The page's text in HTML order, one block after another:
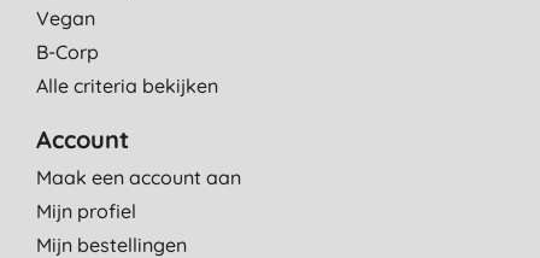
Vegan
B-Corp
Alle criteria bekijken
Account
Maak een account aan
Mijn profiel
Mijn bestellingen